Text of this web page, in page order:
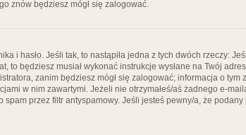
znów będziesz mógł się zalogować.
i hasło. Jeśli tak, to nastąpiła jedna z tych dwóch rzeczy:
to będziesz musiał wykonać instrukcje wysłane na Twój
zanim będziesz mógł się zalogować; informacja o tym
w nim zawartymi. Jeżeli nie otrzymałeś/aś żadnego e-
przez filtr antyspamowy. Jeśli jesteś pewny/a, że